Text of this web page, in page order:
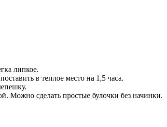
липкое.
в теплое место на 1,5 часа.
Можно сделать простые булочки без начинки.